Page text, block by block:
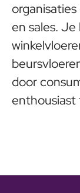
en sales.
door
enthousiast